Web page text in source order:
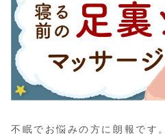
不眠でお悩みの方に朗報です